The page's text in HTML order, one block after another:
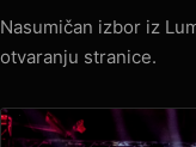
otvaranju stranice.